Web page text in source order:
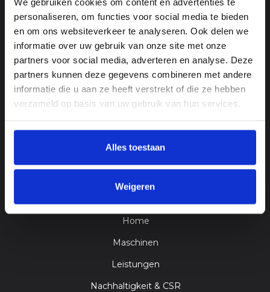
personaliseren, om functies voor social media te bieden
en om ons websiteverkeer te analyseren. Ook delen we
informatie over uw gebruik van onze site met onze
partners voor social media, adverteren en analyse. Deze
partners kunnen deze gegevens combineren met andere
informatie die u aan ze heeft verstrekt of die ze hebben
verzameld op basis van uw gebruik van hun services.
Alles toestaan
Weigeren
GEHE ZU
Home
Maschinen
Leistungen
Nachhaltigkeit & CSR